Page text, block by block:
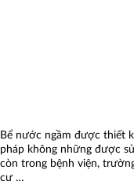
Bể nước ngầm được thiết
pháp không những được
còn trong bệnh viện,
cư …